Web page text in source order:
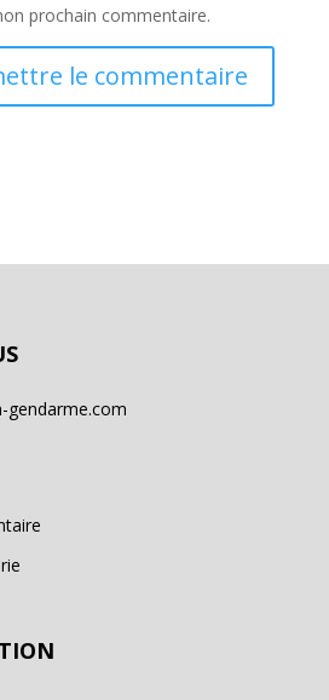
prochain commentaire.
le commentaire
gendarme.com